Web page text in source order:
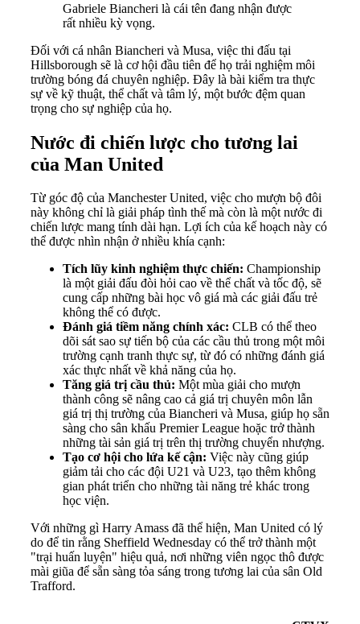
Gabriele Biancheri là cái tên đang nhận được
rất nhiều kỳ vọng.
Đối với cá nhân Biancheri và Musa, việc thi đấu tại
Hillsborough sẽ là cơ hội đầu tiên để họ trải nghiệm môi
trường bóng đá chuyên nghiệp. Đây là bài kiểm tra thực
sự về kỹ thuật, thể chất và tâm lý, một bước đệm quan
trọng cho sự nghiệp của họ.
Nước đi chiến lược cho tương lai
của Man United
Từ góc độ của Manchester United, việc cho mượn bộ đôi
này không chỉ là giải pháp tình thế mà còn là một nước đi
chiến lược mang tính dài hạn. Lợi ích của kế hoạch này có
thể được nhìn nhận ở nhiều khía cạnh:
Tích lũy kinh nghiệm thực chiến: Championship
là một giải đấu đòi hỏi cao về thể chất và tốc độ, sẽ
cung cấp những bài học vô giá mà các giải đấu trẻ
không thể có được.
Đánh giá tiềm năng chính xác: CLB có thể theo
dõi sát sao sự tiến bộ của các cầu thủ trong một môi
trường cạnh tranh thực sự, từ đó có những đánh giá
xác thực nhất về khả năng của họ.
Tăng giá trị cầu thủ: Một mùa giải cho mượn
thành công sẽ nâng cao cả giá trị chuyên môn lẫn
giá trị thị trường của Biancheri và Musa, giúp họ sẵn
sàng cho sân khấu Premier League hoặc trở thành
những tài sản giá trị trên thị trường chuyển nhượng.
Tạo cơ hội cho lứa kế cận: Việc này cũng giúp
giảm tải cho các đội U21 và U23, tạo thêm không
gian phát triển cho những tài năng trẻ khác trong
học viện.
Với những gì Harry Amass đã thể hiện, Man United có lý
do để tin rằng Sheffield Wednesday có thể trở thành một
"trại huấn luyện" hiệu quả, nơi những viên ngọc thô được
mài giũa để sẵn sàng tỏa sáng trong tương lai của sân Old
Trafford.